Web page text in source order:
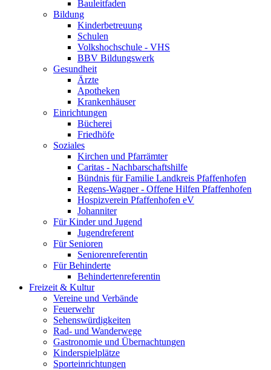
Bauleitfaden
Bildung
Kinderbetreuung
Schulen
Volkshochschule - VHS
BBV Bildungswerk
Gesundheit
Ärzte
Apotheken
Krankenhäuser
Einrichtungen
Bücherei
Friedhöfe
Soziales
Kirchen und Pfarrämter
Caritas - Nachbarschaftshilfe
Bündnis für Familie Landkreis Pfaffenhofen
Regens-Wagner - Offene Hilfen Pfaffenhofen
Hospizverein Pfaffenhofen eV
Johanniter
Für Kinder und Jugend
Jugendreferent
Für Senioren
Seniorenreferentin
Für Behinderte
Behindertenreferentin
Freizeit & Kultur
Vereine und Verbände
Feuerwehr
Sehenswürdigkeiten
Rad- und Wanderwege
Gastronomie und Übernachtungen
Kinderspielplätze
Sporteinrichtungen